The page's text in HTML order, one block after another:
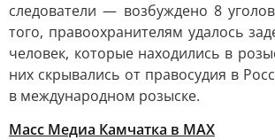
следователи — возбуждено 8
того, правоохранителям удалось
человек, которые находились в
них скрывались от правосудия в
в международном розыске.
Масс Медиа Камчатка в MAX